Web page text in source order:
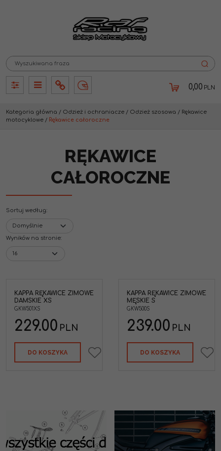
PanelPanelInfo Lang 0,00 PLN
Kategoria główna / Odzież i ochraniacze / Odzież szosowa / Rękawice
motocyklowe / Rękawice całoroczne
RĘKAWICE
CAŁOROCZNE
Sortuj według:
Wyników na stronie:
KAPPA RĘKAWICE ZIMOWE
DAMSKIE XS
GKW501XS
229.00 PLN
DO KOSZYKA
KAPPA RĘKAWICE ZIMOWE
MĘSKIE S
GKW500S
239.00 PLN
DO KOSZYKA